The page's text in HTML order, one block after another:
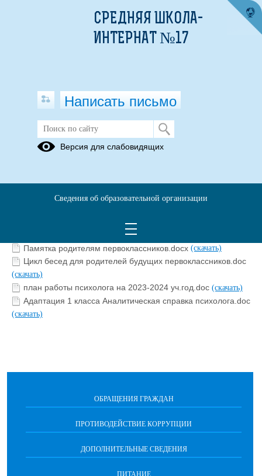
советы от психолога
(скачать)(посмотреть)
План работы на 2021-2022.docx
Памятка родителям первоклассников.docx (скачать)
Цикл бесед для родителей будущих первоклассников.doc
(скачать)
план работы психолога на 2023-2024 уч.год.doc (скачать)
Адаптация 1 класса Аналитическая справка психолога.doc
(скачать)
ОБРАЩЕНИЯ ГРАЖДАН
ПРОТИВОДЕЙСТВИЕ КОРРУПЦИИ
ДОПОЛНИТЕЛЬНЫЕ СВЕДЕНИЯ
ПИТАНИЕ
СРЕДНЯЯ ШКОЛА-
ИНТЕРНАТ №17
Написать письмо
Версия для слабовидящих
Сведения об образовательной организации